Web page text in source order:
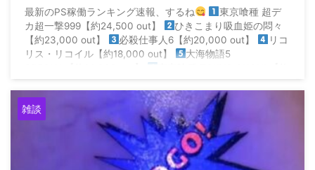
されてるから参考にならないらしい
最新のPS稼働ランキング速報、するね
東京喰種 超デ
カ超一撃999【約24,500 out】
ひきこまり吸血姫の悶々
【約23,000 out】
必殺仕事人6【約20,000 out】
リコ
リス・リコイル【約18,000 out】
大海物語5
雑談